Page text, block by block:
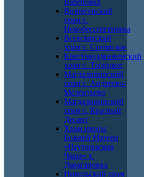
Вознесенский
храм с.
Новобессергеневка
Всехсвятский
храм с. Синявское
Крестовоздвиженский
храм с. Троицкое
Магдалининский
храм с. Андреево-
Мелентьево
Магдалининский
храм с. Красный
Десант
Храм иконы
Божией Матери
«Неупиваемая
Чаша» х.
Дарагановка
Никольский храм